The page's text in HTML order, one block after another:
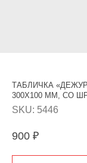
ТАБЛИЧКА
300Х100 ММ, СО
SKU: 5446
900 ₽